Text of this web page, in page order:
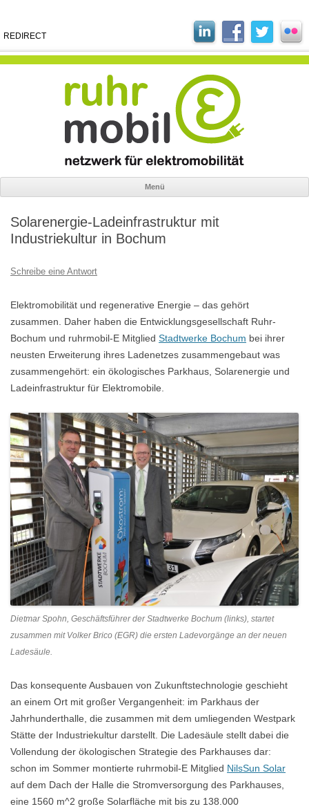
REDIRECT
Menü
springen
Solarenergie-Ladeinfrastruktur mit
Industriekultur in Bochum
Schreibe eine Antwort
Elektromobilität und regenerative Energie – das gehört
zusammen. Daher haben die Entwicklungsgesellschaft Ruhr-
Bochum und ruhrmobil-E Mitglied Stadtwerke Bochum bei ihrer
neusten Erweiterung ihres Ladenetzes zusammengebaut was
zusammengehört: ein ökologisches Parkhaus, Solarenergie und
Ladeinfrastruktur für Elektromobile.
Dietmar Spohn, Geschäftsführer der Stadtwerke Bochum (links), startet
zusammen mit Volker Brico (EGR) die ersten Ladevorgänge an der neuen
Ladesäule.
Das konsequente Ausbauen von Zukunftstechnologie geschieht
an einem Ort mit großer Vergangenheit: im Parkhaus der
Jahrhunderthalle, die zusammen mit dem umliegenden Westpark
Stätte der Industriekultur darstellt. Die Ladesäule stellt dabei die
Vollendung der ökologischen Strategie des Parkhauses dar:
schon im Sommer montierte ruhrmobil-E Mitglied NilsSun Solar
auf dem Dach der Halle die Stromversorgung des Parkhauses,
eine 1560 m^2 große Solarfläche mit bis zu 138.000